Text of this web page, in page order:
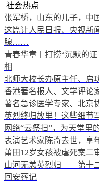
社会热点
张军桥，山东的儿子，中
这篇让人民日报、央视新
腺……
青春华章丨打捞“沉默的
相
北师大校长办原主任、启
香港著名报人、文学评论
著名急诊医学专家、北京
英烈终归故里！这些细节
网络“云祭扫”，为天堂里
表演艺术家陈奇去世，享
莆田12岁女孩被虐死案二
山河无恙英烈归——第十
回安葬记